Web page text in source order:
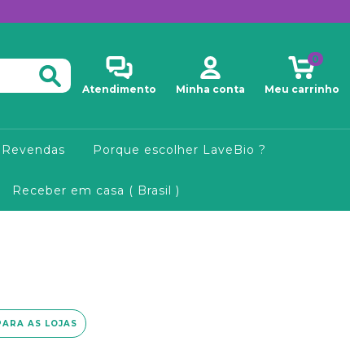
Atendimento Minha conta Meu carrinho
0
Porque escolher LaveBio ?
Receber em casa ( Brasil )
AS LOJAS